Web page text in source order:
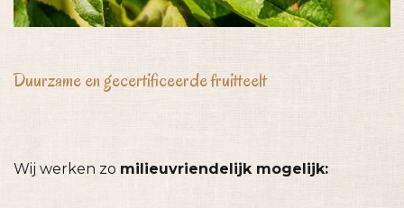
Duurzame en gecertificeerde fruitteelt
Wij werken zo milieuvriendelijk mogelijk: